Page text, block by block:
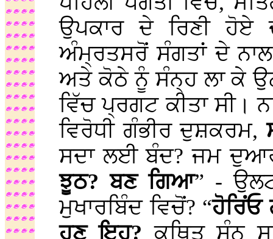
ਉਪਕਾਰ ਦੇ ਰਿਣੀ ਹੋਏ
ਅੰਮ੍ਰਤਸਰੋਂ ਸੰਗਤਾਂ ਦੇ
ਅਤੇ ਕੋਠੇ ਨੂੰ ਸੰਨ੍ਹ ਲਾ ਕੇ
ਵਿੱਚ ਪ੍ਰਗਟ ਕੀਤਾ ਸੀ।
ਵਿਰੋਧੀ ਗੰਭੀਰ ਦੁਸ਼ਕਰਮ,
ਸਦਾ ਲਈ ਬੰਦ? ਜਮ
ਝੂਠ? ਬਣ ਗਿਆ” -
ਮੁਖਾਰਬਿੰਦ ਵਿਚੋਂ? “ਹੋਰਿਂਓ
ਹੁਣ ਇਹ?ਕਥਿਤ ਸੰਨ